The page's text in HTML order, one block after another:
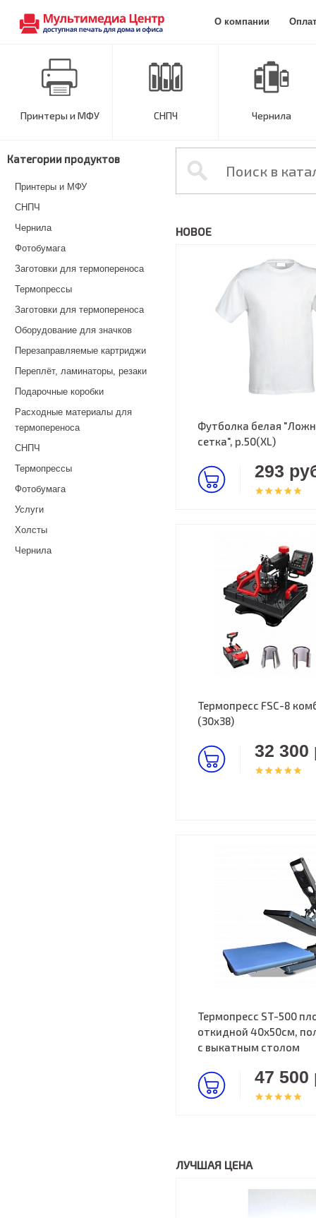
О компании
Принтеры и МФУ СНПЧ Чернила
Категории продуктов
Принтеры и МФУ
СНПЧ
Чернила
Фотобумага
Заготовки для термопереноса
Термопрессы
Заготовки для термопереноса
Оборудование для значков
Перезаправляемые картриджи
Переплёт, ламинаторы, резаки
Подарочные коробки
Расходные материалы для
термопереноса
СНПЧ
Термопрессы
Фотобумага
Услуги
Холсты
Чернила
НОВОЕ
Футболка белая
сетка", р.50(XL)
293
Термопресс FSC-8
(30х38)
32 300
Термопресс ST-500
откидной 40х50см,
с выкатным столом
47 500
ЛУЧШАЯ ЦЕНА